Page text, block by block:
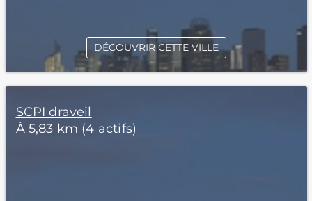
DÉCOUVRIR CETTE VILLE
SCPI draveil
À 5,83 km (4 actifs)